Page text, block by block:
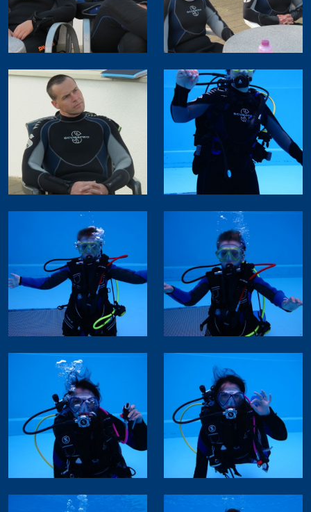
Navigation
Flusstauchen
Nachttauchen
Nacht- und Flusstauchen
Tarieren in Perfektion
Dekotaucher
Bergsee
Wracktauchen
Solo Tauchen
Unterwasser Scooter
Extended Range
Professional
Instructor
Assistant Instructor